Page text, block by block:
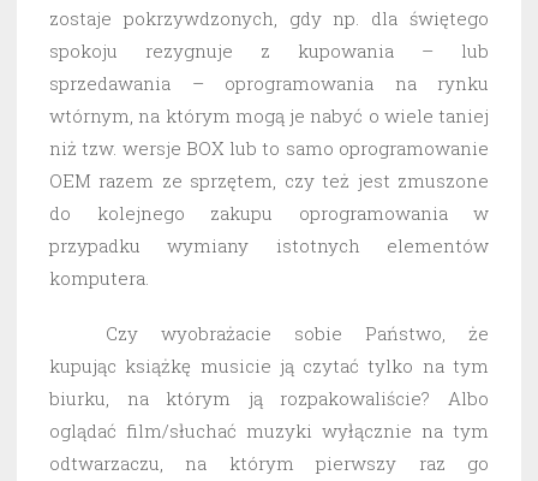
zostaje pokrzywdzonych, gdy np. dla świętego
spokoju rezygnuje z kupowania – lub
sprzedawania – oprogramowania na rynku
wtórnym, na którym mogą je nabyć o wiele taniej
niż tzw. wersje BOX lub to samo oprogramowanie
OEM razem ze sprzętem, czy też jest zmuszone
do kolejnego zakupu oprogramowania w
przypadku wymiany istotnych elementów
komputera.
Czy wyobrażacie sobie Państwo, że
kupując książkę musicie ją czytać tylko na tym
biurku, na którym ją rozpakowaliście? Albo
oglądać film/słuchać muzyki wyłącznie na tym
odtwarzaczu, na którym pierwszy raz go